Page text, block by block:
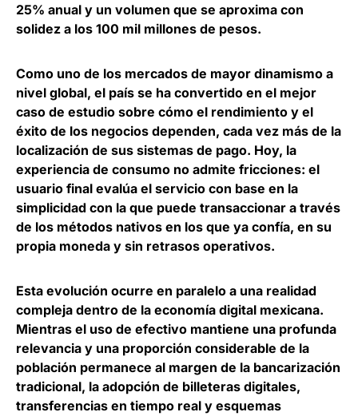
25% anual y un volumen que se aproxima con
solidez a los 100 mil millones de pesos.
Como uno de los mercados de mayor dinamismo a
nivel global, el país se ha convertido en el mejor
caso de estudio sobre cómo el rendimiento y el
éxito de los negocios dependen, cada vez más de la
localización de sus sistemas de pago. Hoy, la
experiencia de consumo no admite fricciones: el
usuario final evalúa el servicio con base en la
simplicidad con la que puede transaccionar a través
de los métodos nativos en los que ya confía, en su
propia moneda y sin retrasos operativos.
Esta evolución ocurre en paralelo a una realidad
compleja dentro de la economía digital mexicana.
Mientras el uso de efectivo mantiene una profunda
relevancia y una proporción considerable de la
población permanece al margen de la bancarización
tradicional, la adopción de billeteras digitales,
transferencias en tiempo real y esquemas